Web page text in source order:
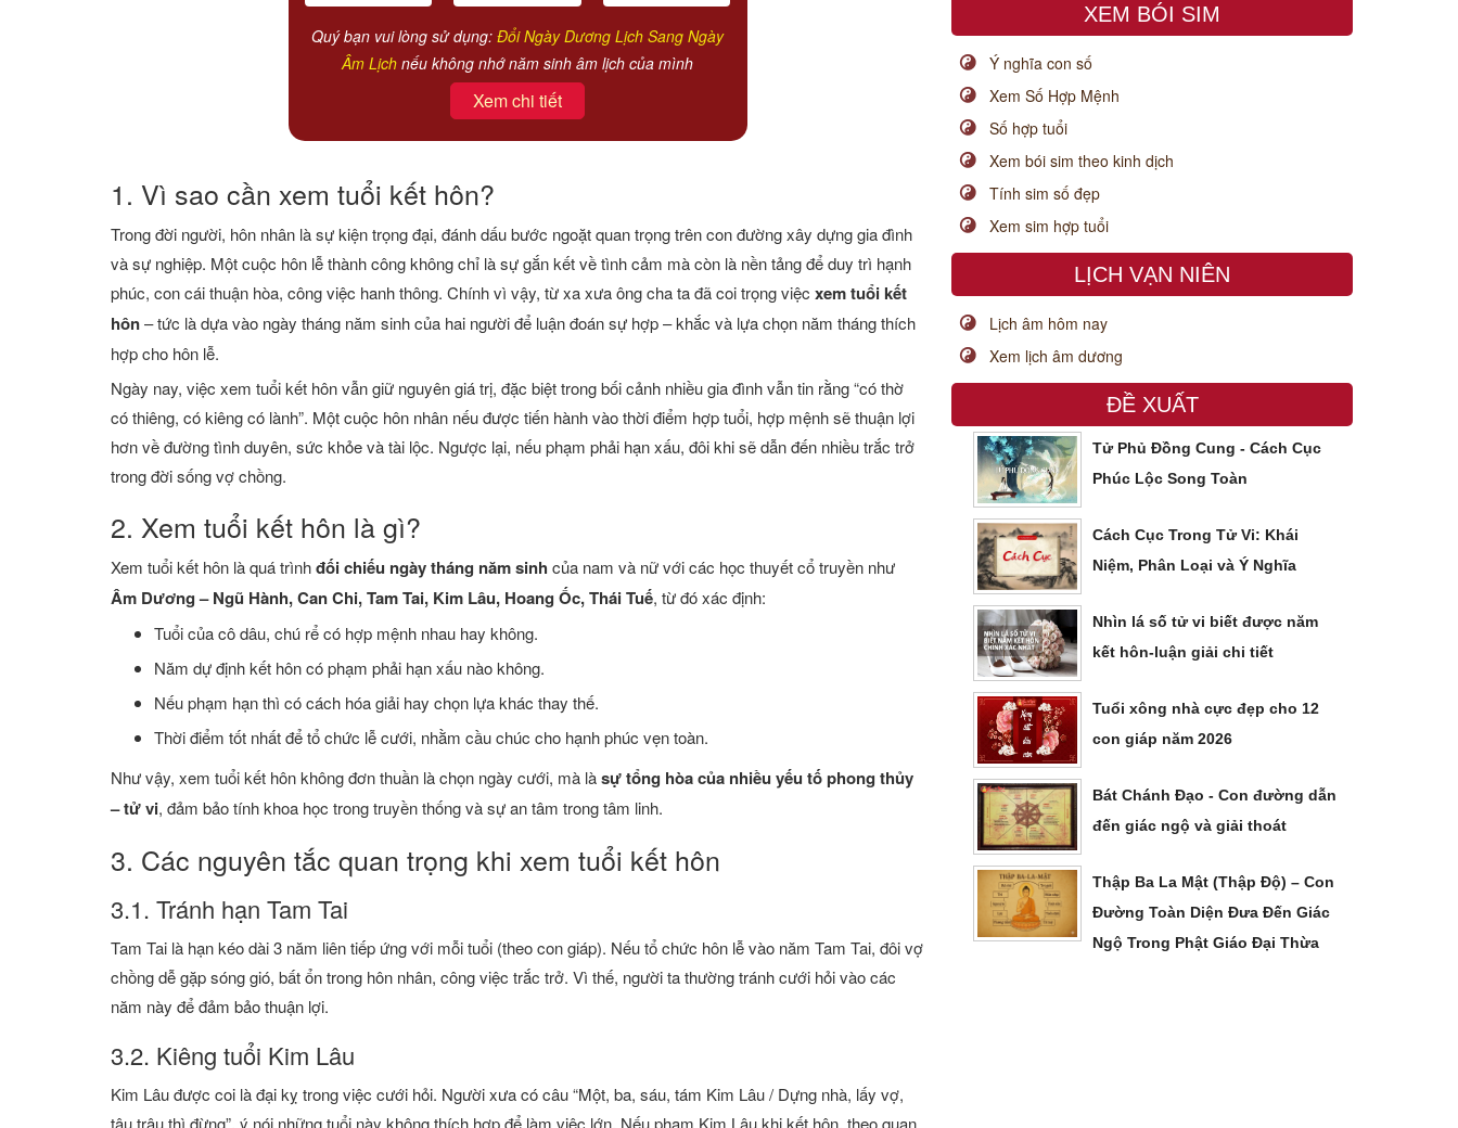
Quý bạn vui lòng sử dụng: Đổi Ngày Dương Lịch Sang Ngày
Âm Lịch nếu không nhớ năm sinh âm lịch của mình
Xem chi tiết
1. Vì sao cần xem tuổi kết hôn?
Trong đời người, hôn nhân là sự kiện trọng đại, đánh dấu bước ngoặt quan trọng trên con đường xây dựng gia đình
và sự nghiệp. Một cuộc hôn lễ thành công không chỉ là sự gắn kết về tình cảm mà còn là nền tảng để duy trì hạnh
phúc, con cái thuận hòa, công việc hanh thông. Chính vì vậy, từ xa xưa ông cha ta đã coi trọng việc xem tuổi kết
hôn– tức là dựa vào ngày tháng năm sinh của hai người để luận đoán sự hợp – khắc và lựa chọn năm tháng thích
hợp cho hôn lễ.
Ngày nay, việc xem tuổi kết hôn vẫn giữ nguyên giá trị, đặc biệt trong bối cảnh nhiều gia đình vẫn tin rằng “có thờ
có thiêng, có kiêng có lành”. Một cuộc hôn nhân nếu được tiến hành vào thời điểm hợp tuổi, hợp mệnh sẽ thuận lợi
hơn về đường tình duyên, sức khỏe và tài lộc. Ngược lại, nếu phạm phải hạn xấu, đôi khi sẽ dẫn đến nhiều trắc trở
trong đời sống vợ chồng.
2. Xem tuổi kết hôn là gì?
Xem tuổi kết hôn là quá trìnhđối chiếu ngày tháng năm sinh của nam và nữ với các học thuyết cổ truyền như
Âm Dương – Ngũ Hành, Can Chi, Tam Tai, Kim Lâu, Hoang Ốc, Thái Tuế, từ đó xác định:
Tuổi của cô dâu, chú rể có hợp mệnh nhau hay không.
Năm dự định kết hôn có phạm phải hạn xấu nào không.
Nếu phạm hạn thì có cách hóa giải hay chọn lựa khác thay thế.
Thời điểm tốt nhất để tổ chức lễ cưới, nhằm cầu chúc cho hạnh phúc vẹn toàn.
Như vậy, xem tuổi kết hôn không đơn thuần là chọn ngày cưới, mà làsự tổng hòa của nhiều yếu tố phong thủy
– tử vi, đảm bảo tính khoa học trong truyền thống và sự an tâm trong tâm linh.
3. Các nguyên tắc quan trọng khi xem tuổi kết hôn
3.1. Tránh hạn Tam Tai
Tam Tai là hạn kéo dài 3 năm liên tiếp ứng với mỗi tuổi (theo con giáp). Nếu tổ chức hôn lễ vào năm Tam Tai, đôi vợ
chồng dễ gặp sóng gió, bất ổn trong hôn nhân, công việc trắc trở. Vì thế, người ta thường tránh cưới hỏi vào các
năm này để đảm bảo thuận lợi.
3.2. Kiêng tuổi Kim Lâu
Kim Lâu được coi là đại kỵ trong việc cưới hỏi. Người xưa có câu “Một, ba, sáu, tám Kim Lâu / Dựng nhà, lấy vợ,
tậu trâu thì đừng”, ý nói những tuổi này không thích hợp để làm việc lớn. Nếu phạm Kim Lâu khi kết hôn, theo quan
XEM BÓI SIM
Ý nghĩa con số
Xem Số Hợp Mệnh
Số hợp tuổi
Xem bói sim theo kinh dịch
Tính sim số đẹp
Xem sim hợp tuổi
LỊCH VẠN NIÊN
Lịch âm hôm nay
Xem lịch âm dương
ĐỀ XUẤT
Tử Phủ Đồng Cung - Cách Cục
Phúc Lộc Song Toàn
Cách Cục Trong Tử Vi: Khái
Niệm, Phân Loại và Ý Nghĩa
Nhìn lá số tử vi biết được năm
kết hôn-luận giải chi tiết
Tuổi xông nhà cực đẹp cho 12
con giáp năm 2026
Bát Chánh Đạo - Con đường dẫn
đến giác ngộ và giải thoát
Thập Ba La Mật (Thập Độ) – Con
Đường Toàn Diện Đưa Đến Giác
Ngộ Trong Phật Giáo Đại Thừa